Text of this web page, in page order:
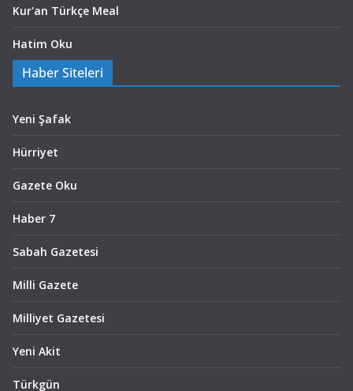
Kur'an Türkçe Meal
Hatim Oku
Haber Siteleri
Yeni Şafak
Hürriyet
Gazete Oku
Haber 7
Sabah Gazetesi
Milli Gazete
Milliyet Gazetesi
Yeni Akit
Türkgün